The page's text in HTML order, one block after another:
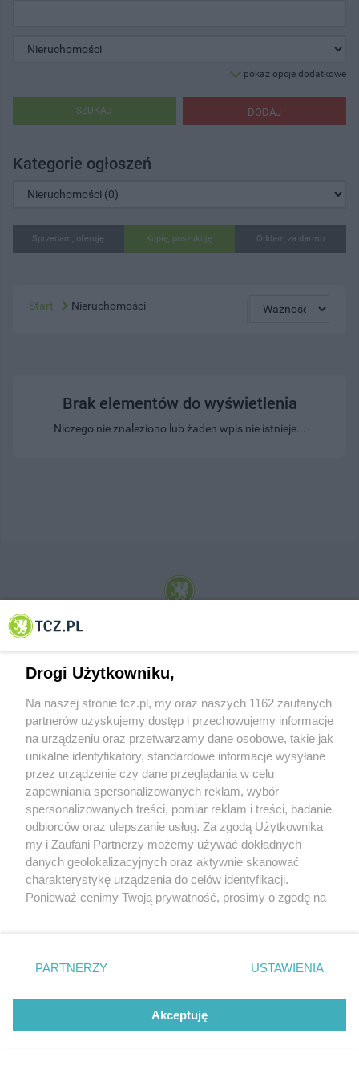
pokaż opcje dodatkowe
DODAJ
SZUKAJ
Kategorie ogłoszeń
Sprzedam, oferuję Kupię, poszukuję Oddam za darmo
Start Nieruchomości
Brak elementów do wyświetlenia
Niczego nie znaleziono lub żaden wpis nie istnieje...
© 2001-2026 Tczew - TCZ.PL Sp. z o.o. Internetowy Serwis Informacyjny Miasta
O FIRMIE POLITYKA PRYWATNOŚCI HOSTING
REKLAMA WSPÓŁPRACA RSS FACEBOOK KONTAKT
Nasze serwisy
Aktualności
Tcz24
Historia miasta
Muzyka i kultura
Archiwum wydarzeń
Zdjęcia miasta
Drogi Użytkowniku,
Na naszej stronie tcz.pl, my oraz naszych 1162 zaufanych
partnerów uzyskujemy dostęp i przechowujemy informacje
na urządzeniu oraz przetwarzamy dane osobowe, takie jak
unikalne identyfikatory, standardowe informacje wysyłane
przez urządzenie czy dane przeglądania w celu
zapewniania spersonalizowanych reklam, wybór
spersonalizowanych treści, pomiar reklam i treści, badanie
odbiorców oraz ulepszanie usług. Za zgodą Użytkownika
my i Zaufani Partnerzy możemy używać dokładnych
danych geolokalizacyjnych oraz aktywnie skanować
charakterystykę urządzenia do celów identyfikacji.
Ponieważ cenimy Twoją prywatność, prosimy o zgodę na
znajdujący się w lewym dolnym rogu strony
. Niektóre
przetwarzaniu. Preferencje będą miały zastosowania tylko
PARTNERZY USTAWIENIA
Akceptuję